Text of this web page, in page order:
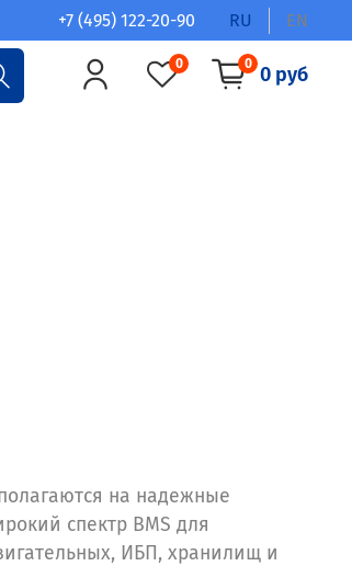
+7 (495) 122-20-90 RU EN
0 0 0 руб
на надежные
спектр BMS для
ИБП, хранилищ и